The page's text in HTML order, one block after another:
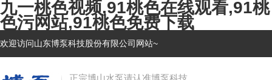
九一桃色视频,91桃色在线观看,91桃
色污网站,91桃色免费下载
欢迎访问山东博泵科技股份有限公司网站~
正宗博山水泵请认准博泵科技